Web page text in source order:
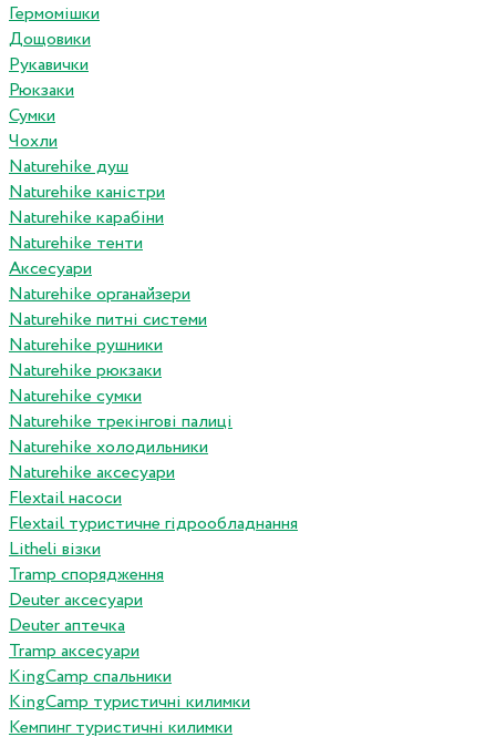
Гермомішки
Дощовики
Рукавички
Рюкзаки
Сумки
Чохли
Naturehike душ
Naturehike каністри
Naturehike карабіни
Naturehike тенти
Аксесуари
Naturehike органайзери
Naturehike питні системи
Naturehike рушники
Naturehike рюкзаки
Naturehike сумки
Naturehike трекінгові палиці
Naturehike холодильники
Naturehike аксесуари
Flextail насоси
Flextail туристичне гідрообладнання
Litheli візки
Tramp спорядження
Deuter аксесуари
Deuter аптечка
Tramp аксесуари
KingCamp спальники
KingCamp туристичні килимки
Кемпинг туристичні килимки